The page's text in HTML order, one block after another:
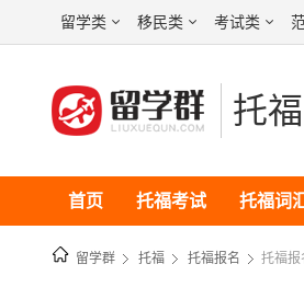
留学类 移民类 考试类
托福
首页 托福考试 托福词
托福成绩查询
留学群 托福 托福报名 托福报